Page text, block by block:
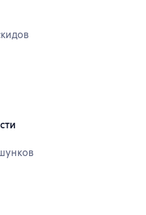
4,7 на основе 153 оценок
4,8 на основе 35 оценок